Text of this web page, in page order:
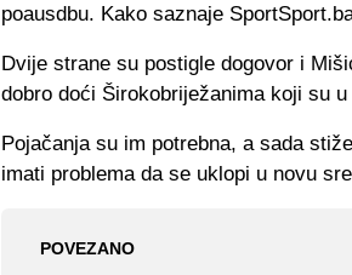
poausdbu. Kako saznaje
Dvije strane su postigle dogovor i
dobro doći Širokobriježanima koji su
Pojačanja su im potrebna, a sada
imati problema da se uklopi u novu
POVEZANO